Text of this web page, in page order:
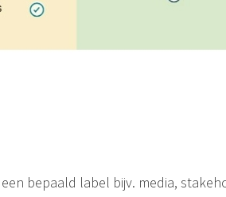
bepaald label bijv. media,